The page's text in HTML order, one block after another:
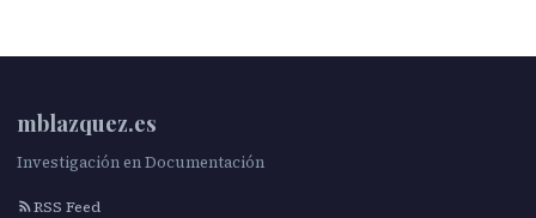
mblazquez.es
Investigación en Documentación
RSS Feed